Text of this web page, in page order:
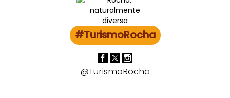
#TurismoRocha
@TurismoRocha